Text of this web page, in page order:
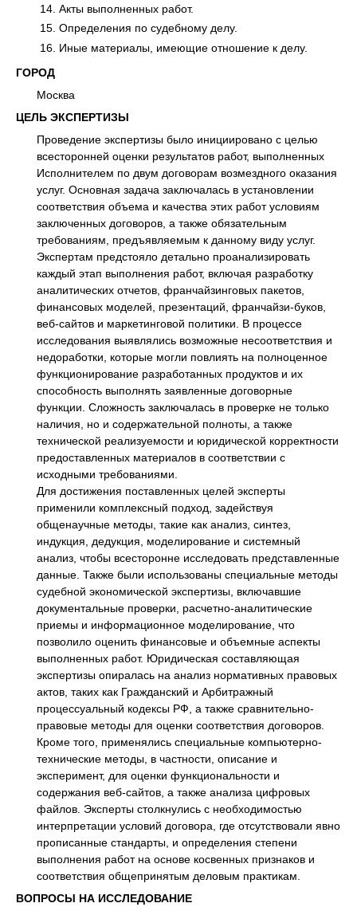
Акты выполненных работ.
Определения по судебному делу.
Иные материалы, имеющие отношение к делу.
ГОРОД
Москва
ЦЕЛЬ ЭКСПЕРТИЗЫ
Проведение экспертизы было инициировано с целью
всесторонней оценки результатов работ, выполненных
Исполнителем по двум договорам возмездного оказания
услуг. Основная задача заключалась в установлении
соответствия объема и качества этих работ условиям
заключенных договоров, а также обязательным
требованиям, предъявляемым к данному виду услуг.
Экспертам предстояло детально проанализировать
каждый этап выполнения работ, включая разработку
аналитических отчетов, франчайзинговых пакетов,
финансовых моделей, презентаций, франчайзи-буков,
веб-сайтов и маркетинговой политики. В процессе
исследования выявлялись возможные несоответствия и
недоработки, которые могли повлиять на полноценное
функционирование разработанных продуктов и их
способность выполнять заявленные договорные
функции. Сложность заключалась в проверке не только
наличия, но и содержательной полноты, а также
технической реализуемости и юридической корректности
предоставленных материалов в соответствии с
исходными требованиями.
Для достижения поставленных целей эксперты
применили комплексный подход, задействуя
общенаучные методы, такие как анализ, синтез,
индукция, дедукция, моделирование и системный
анализ, чтобы всесторонне исследовать представленные
данные. Также были использованы специальные методы
судебной экономической экспертизы, включавшие
документальные проверки, расчетно-аналитические
приемы и информационное моделирование, что
позволило оценить финансовые и объемные аспекты
выполненных работ. Юридическая составляющая
экспертизы опиралась на анализ нормативных правовых
актов, таких как Гражданский и Арбитражный
процессуальный кодексы РФ, а также сравнительно-
правовые методы для оценки соответствия договоров.
Кроме того, применялись специальные компьютерно-
технические методы, в частности, описание и
эксперимент, для оценки функциональности и
содержания веб-сайтов, а также анализа цифровых
файлов. Эксперты столкнулись с необходимостью
интерпретации условий договора, где отсутствовали явно
прописанные стандарты, и определения степени
выполнения работ на основе косвенных признаков и
соответствия общепринятым деловым практикам.
ВОПРОСЫ НА ИССЛЕДОВАНИЕ